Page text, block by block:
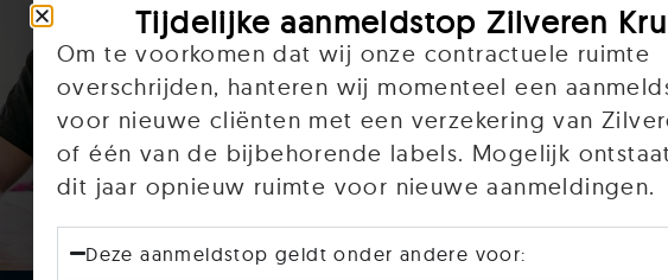
Vacature GZ-
Voor onze instelling in
zijn wij op zoek naar
team versterken?
Tijdelijke aanmeldstop Zilveren
Om te voorkomen dat wij onze contractuele ruimte
overschrijden, hanteren wij momenteel een
voor nieuwe cliënten met een verzekering van
of één van de bijbehorende labels. Mogelijk
dit jaar opnieuw ruimte voor nieuwe aanmeldingen.
Deze aanmeldstop geldt onder andere voor: